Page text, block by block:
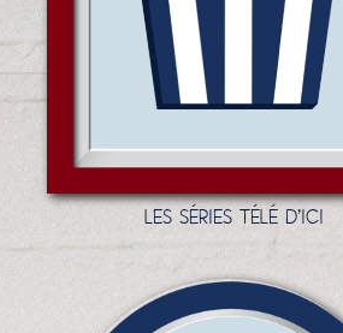
LES SÉRIES TÉLÉ D'ICI